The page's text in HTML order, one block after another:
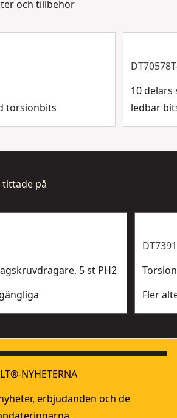
och tillbehör
torsionbits
10
ledbar
tittade på
5 st PH2
Fler
NYHETERNA
erbjudanden och de